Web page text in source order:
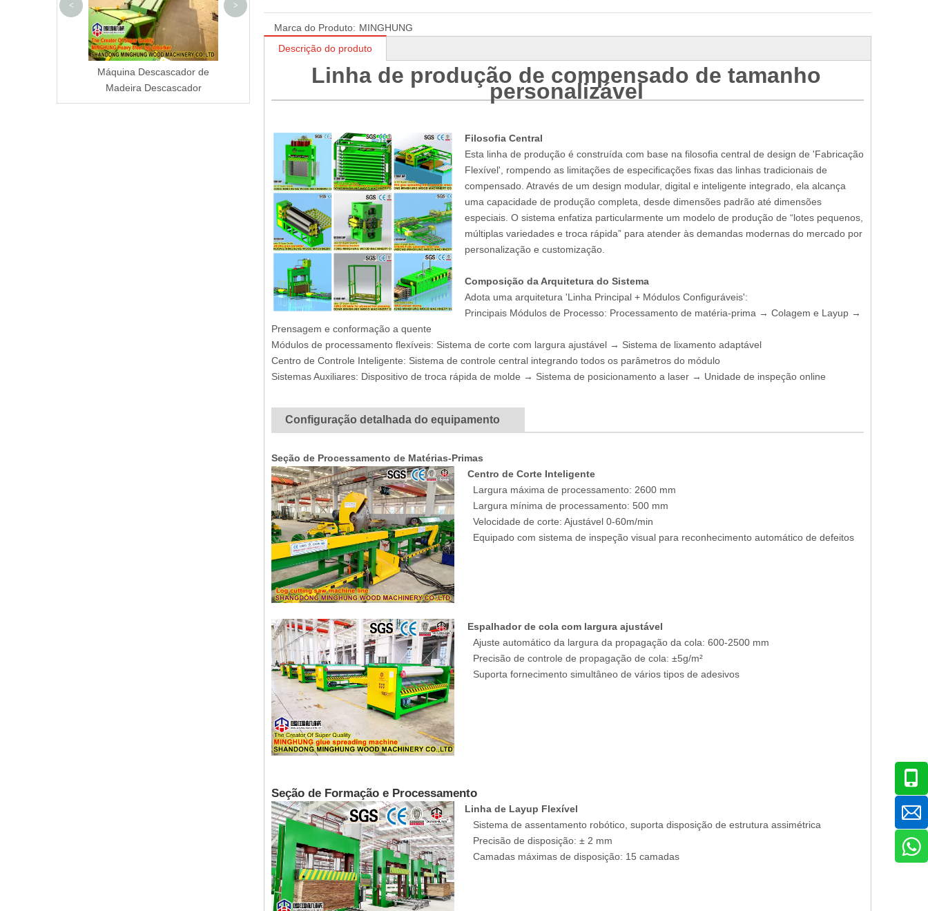
Máquina Descascador de
Madeira Descascador
< >
Marca do Produto: MINGHUNG
Descrição do produto
Linha de produção de compensado de tamanho
personalizável
Filosofia Central
Esta linha de produção é construída com base na filosofia central de design de 'Fabricação
Flexível', rompendo as limitações de especificações fixas das linhas tradicionais de
compensado. Através de um design modular, digital e inteligente integrado, ela alcança
uma capacidade de produção completa, desde dimensões padrão até dimensões
especiais. O sistema enfatiza particularmente um modelo de produção de “lotes pequenos,
múltiplas variedades e troca rápida” para atender às demandas modernas do mercado por
personalização e customização.
Composição da Arquitetura do Sistema
Adota uma arquitetura 'Linha Principal + Módulos Configuráveis':
Principais Módulos de Processo: Processamento de matéria-prima → Colagem e Layup →
Prensagem e conformação a quente
Módulos de processamento flexíveis: Sistema de corte com largura ajustável → Sistema de lixamento adaptável
Centro de Controle Inteligente: Sistema de controle central integrando todos os parâmetros do módulo
Sistemas Auxiliares: Dispositivo de troca rápida de molde → Sistema de posicionamento a laser → Unidade de inspeção online
Configuração detalhada do equipamento
Seção de Processamento de Matérias-Primas
Centro de Corte Inteligente
Largura máxima de processamento: 2600 mm
Largura mínima de processamento: 500 mm
Velocidade de corte: Ajustável 0-60m/min
Equipado com sistema de inspeção visual para reconhecimento automático de defeitos
Espalhador de cola com largura ajustável
Ajuste automático da largura da propagação da cola: 600-2500 mm
Precisão de controle de propagação de cola: ±5g/m²
Suporta fornecimento simultâneo de vários tipos de adesivos
Seção de Formação e Processamento
Linha de Layup Flexível
Sistema de assentamento robótico, suporta disposição de estrutura assimétrica
Precisão de disposição: ± 2 mm
Camadas máximas de disposição: 15 camadas